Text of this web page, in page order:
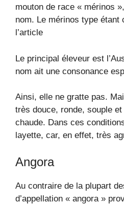
mouton de race « mérinos
nom. Le mérinos type étant
l’article
Le principal éleveur est
nom ait une consonance
Ainsi, elle ne gratte pas.
très douce, ronde, souple
chaude. Dans ces
layette, car, en effet, très
Angora
Au contraire de la plupart
d’appellation « angora »